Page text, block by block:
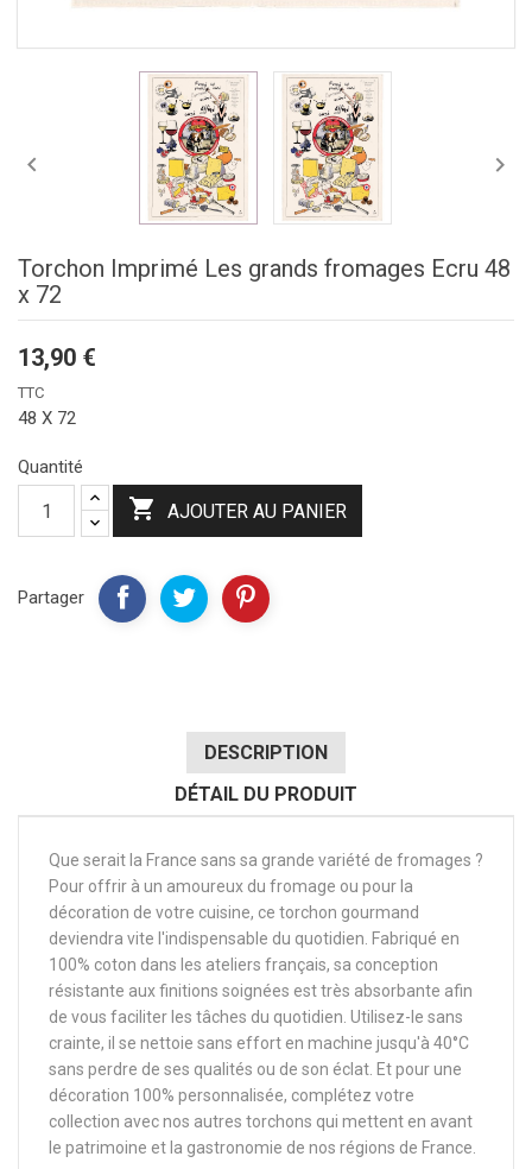
 
Torchon Imprimé Les grands fromages Ecru 48
x 72
13,90 €
TTC
48 X 72
Quantité
 AJOUTER AU PANIER
Partager
DESCRIPTION
DÉTAIL DU PRODUIT
Que serait la France sans sa grande variété de fromages ?
Pour offrir à un amoureux du fromage ou pour la
décoration de votre cuisine, ce torchon gourmand
deviendra vite l'indispensable du quotidien. Fabriqué en
100% coton dans les ateliers français, sa conception
résistante aux finitions soignées est très absorbante afin
de vous faciliter les tâches du quotidien. Utilisez-le sans
crainte, il se nettoie sans effort en machine jusqu'à 40°C
sans perdre de ses qualités ou de son éclat. Et pour une
décoration 100% personnalisée, complétez votre
collection avec nos autres torchons qui mettent en avant
le patrimoine et la gastronomie de nos régions de France.